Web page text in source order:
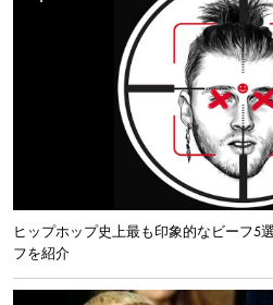
ヒップホップ史上最も印象的なビーフ5
フを紹介